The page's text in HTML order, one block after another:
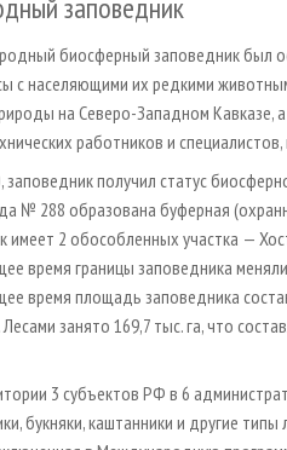
биосферный заповедник был
с населяющими их редкими
на Северо-Западном Кавказе,
работников и
получил статус
№ 288 образована буферная
имеет 2 обособленных участка —
время границы заповедника
время площадь заповедника
занято 169,7 тыс. га, что
3 субъектов РФ в 6
букняки, каштанники и другие